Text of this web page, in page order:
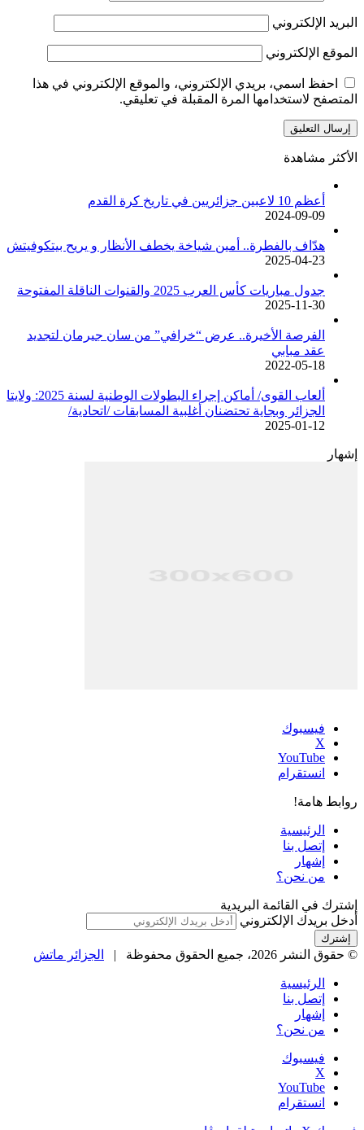
البريد الإلكتروني
الموقع الإلكتروني
احفظ اسمي، بريدي الإلكتروني، والموقع الإلكتروني في هذا
المتصفح لاستخدامها المرة المقبلة في تعليقي.
الأكثر مشاهدة
أعظم 10 لاعبين جزائريين في تاريخ كرة القدم
2024-09-09
هدّاف بالفطرة.. أمين شياخة يخطف الأنظار و يريح بيتكوفيتش
2025-04-23
جدول مباريات كأس العرب 2025 والقنوات الناقلة المفتوحة
2025-11-30
الفرصة الأخيرة.. عرض “خرافي” من سان جيرمان لتجديد
عقد مبابي
2022-05-18
ألعاب القوى/ أماكن إجراء البطولات الوطنية لسنة 2025: ولايتا
الجزائر وبجاية تحتضنان أغلبية المسابقات /اتحادية/
2025-01-12
إشهار
فيسبوك
‫X
‫YouTube
انستقرام
روابط هامة!
الرئيسية
إتصل بنا
إشهار
من نحن؟
إشترك في القائمة البريدية
أدخل بريدك الإلكتروني
© حقوق النشر 2026، جميع الحقوق محفوظة | الجزائر ماتش
الرئيسية
إتصل بنا
إشهار
من نحن؟
فيسبوك
‫X
‫YouTube
انستقرام